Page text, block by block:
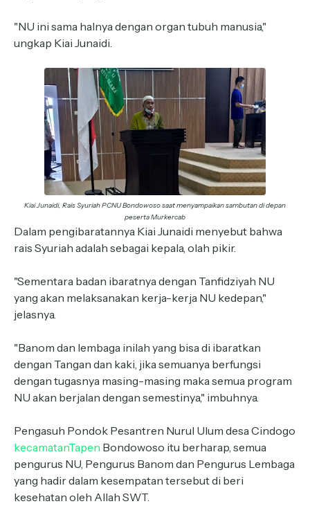
"NU ini sama halnya dengan organ tubuh manusia,"
ungkap Kiai Junaidi.
Kiai Junaidi, Rais Syuriah PCNU Bondowoso saat menyampaikan sambutan di depan
peserta Murkercab
Dalam pengibaratannya Kiai Junaidi menyebut bahwa
rais Syuriah adalah sebagai kepala, olah pikir.
"Sementara badan ibaratnya dengan Tanfidziyah NU
yang akan melaksanakan kerja-kerja NU kedepan,"
jelasnya.
"Banom dan lembaga inilah yang bisa di ibaratkan
dengan Tangan dan kaki, jika semuanya berfungsi
dengan tugasnya masing-masing maka semua program
NU akan berjalan dengan semestinya," imbuhnya.
Pengasuh Pondok Pesantren Nurul Ulum desa Cindogo
kecamatanTapen Bondowoso itu berharap, semua
pengurus NU, Pengurus Banom dan Pengurus Lembaga
yang hadir dalam kesempatan tersebut di beri
kesehatan oleh Allah SWT.